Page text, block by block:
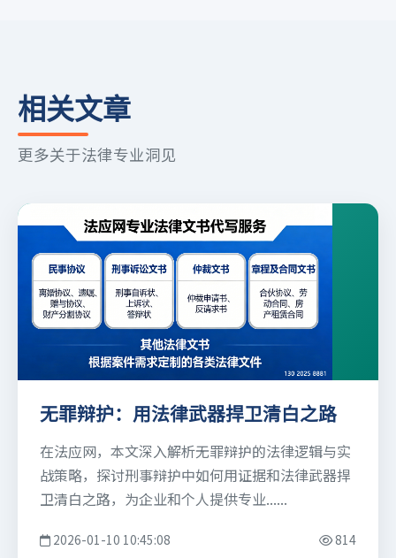
相关文章
更多关于法律专业洞见
无罪辩护：用法律武器捍卫清白之路
在法应网，本文深入解析无罪辩护的法律逻辑与实
战策略，探讨刑事辩护中如何用证据和法律武器捍
卫清白之路，为企业和个人提供专业......
2026-01-10 10:45:08 814